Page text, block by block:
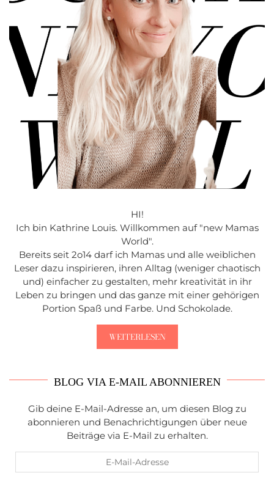
HI!
Ich bin Kathrine Louis. Willkommen auf "new Mamas
World".
Bereits seit 2o14 darf ich Mamas und alle weiblichen
Leser dazu inspirieren, ihren Alltag (weniger chaotisch
und) einfacher zu gestalten, mehr kreativität in ihr
Leben zu bringen und das ganze mit einer gehörigen
Portion Spaß und Farbe. Und Schokolade.
WEITERLESEN
BLOG VIA E-MAIL ABONNIEREN
Gib deine E-Mail-Adresse an, um diesen Blog zu
abonnieren und Benachrichtigungen über neue
Beiträge via E-Mail zu erhalten.
Mail-